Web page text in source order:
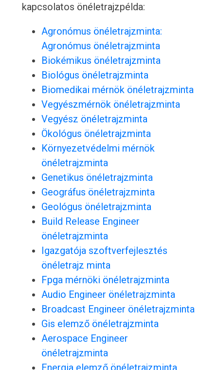
kapcsolatos önéletrajzpélda:
Agronómus önéletrajzminta:
Agronómus önéletrajzminta
Biokémikus önéletrajzminta
Biológus önéletrajzminta
Biomedikai mérnök önéletrajzminta
Vegyészmérnök önéletrajzminta
Vegyész önéletrajzminta
Ökológus önéletrajzminta
Környezetvédelmi mérnök
önéletrajzminta
Genetikus önéletrajzminta
Geográfus önéletrajzminta
Geológus önéletrajzminta
Build Release Engineer
önéletrajzminta
Igazgatója szoftverfejlesztés
önéletrajz minta
Fpga mérnöki önéletrajzminta
Audio Engineer önéletrajzminta
Broadcast Engineer önéletrajzminta
Gis elemző önéletrajzminta
Aerospace Engineer
önéletrajzminta
Energia elemző önéletrajzminta